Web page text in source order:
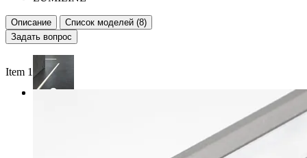
Описание
Список моделей (8)
Задать вопрос
Item 1 of 2